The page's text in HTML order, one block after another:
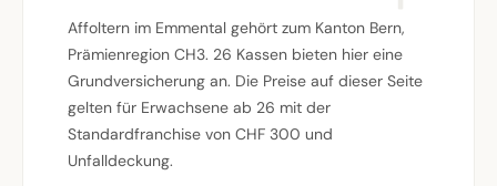
Affoltern im Emmental gehört zum Kanton Bern,
Prämienregion CH3. 26 Kassen bieten hier eine
Grundversicherung an. Die Preise auf dieser Seite
gelten für Erwachsene ab 26 mit der
Standardfranchise von CHF 300 und
Unfalldeckung.